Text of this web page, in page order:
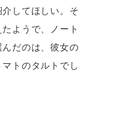
してほしい。そ
ようで、ノート
だのは、彼女の
トのタルトでし